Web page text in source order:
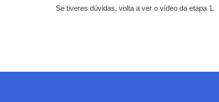
Se tiveres dúvidas, volta a ver o vídeo da etapa 1.